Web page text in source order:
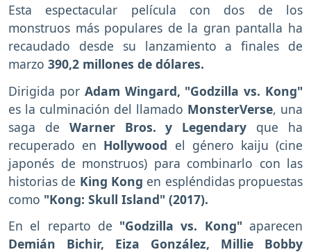
Esta espectacular película con dos de los
monstruos más populares de la gran pantalla ha
recaudado desde su lanzamiento a finales de
marzo 390,2 millones de dólares.
Dirigida por Adam Wingard, "Godzilla vs. Kong"
es la culminación del llamado MonsterVerse, una
saga de Warner Bros. y Legendary que ha
recuperado en Hollywood el género kaiju (cine
japonés de monstruos) para combinarlo con las
historias de King Kong en espléndidas propuestas
como "Kong: Skull Island" (2017).
En el reparto de "Godzilla vs. Kong" aparecen
Demián Bichir, Eiza González, Millie Bobby